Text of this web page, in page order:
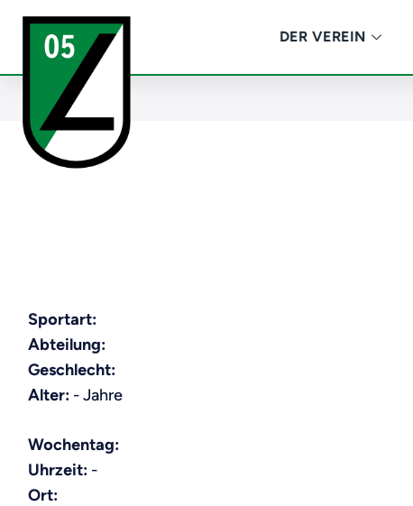
DER VEREIN
Sportart:
Abteilung:
Geschlecht:
Alter: - Jahre
Wochentag:
Uhrzeit: -
Ort: